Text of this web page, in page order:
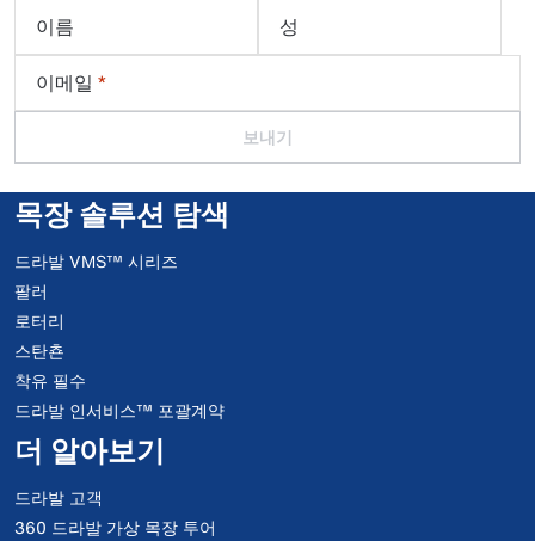
이름
성
이메일 *
보내기
목장 솔루션 탐색
드라발 VMS™ 시리즈
팔러
로터리
스탄쵼
착유 필수
드라발 인서비스™ 포괄계약
더 알아보기
드라발 고객
360 드라발 가상 목장 투어